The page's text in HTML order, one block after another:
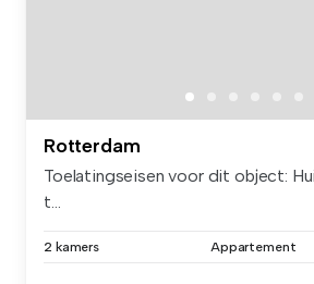
Rotterdam
Toelatingseisen voor dit object:
t...
2 kamers Appartement